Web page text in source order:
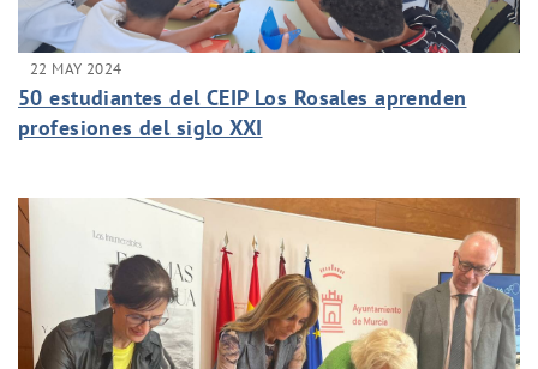
22 MAY 2024
50 estudiantes del CEIP Los Rosales aprenden
profesiones del siglo XXI